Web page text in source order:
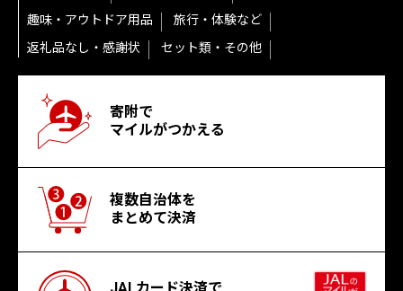
趣味・アウトドア用品
旅行・体験など
返礼品なし・感謝状
セット類・その他
寄附で
マイルがつかえる
複数自治体を
まとめて決済